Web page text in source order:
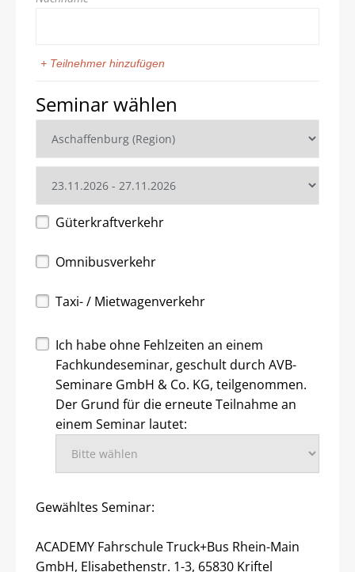
+ Teilnehmer hinzufügen
Seminar wählen
Güterkraftverkehr
Omnibusverkehr
Taxi- / Mietwagenverkehr
Ich habe ohne Fehlzeiten an einem
Fachkundeseminar, geschult durch AVB-
Seminare GmbH & Co. KG, teilgenommen.
Der Grund für die erneute Teilnahme an
einem Seminar lautet:
Gewähltes Seminar:
ACADEMY Fahrschule Truck+Bus Rhein-Main
GmbH, Elisabethenstr. 1-3, 65830 Kriftel